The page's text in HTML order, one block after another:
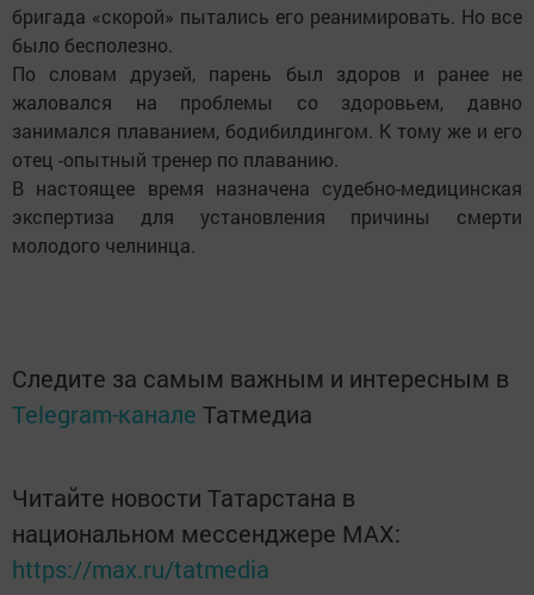
бригада «скорой» пытались его реанимировать. Но все
было бесполезно.
По словам друзей, парень был здоров и ранее не
жаловался на проблемы со здоровьем, давно
занимался плаванием, бодибилдингом. К тому же и его
отец -опытный тренер по плаванию.
В настоящее время назначена судебно-медицинская
экспертиза для установления причины смерти
молодого челнинца.
Следите за самым важным и интересным в
Telegram-канале Татмедиа
Читайте новости Татарстана в
национальном мессенджере MАХ:
https://max.ru/tatmedia